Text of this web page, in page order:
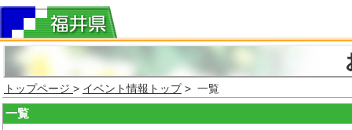
トップページ > イベント情報トップ> 一覧
一覧